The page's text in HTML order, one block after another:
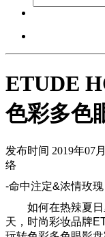
ETUDE
色彩多色
发布时间 2019年07
络
-命中注定&浓情玫
如何在热辣夏日
天，时尚彩妆品牌